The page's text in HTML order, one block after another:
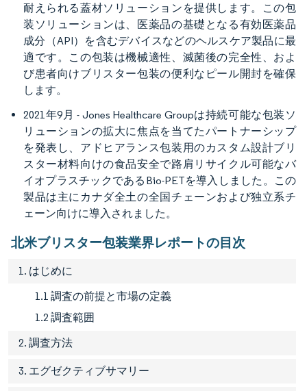
耐えられる蓋材ソリューションを提供します。この包
装ソリューションは、医薬品の基礎となる有効医薬品
成分（API）を含むデバイスなどのヘルスケア製品に最
適です。この包装は機械適性、滅菌後の完全性、およ
び患者向けブリスター包装の便利なピール開封を確保
します。
2021年9月 - Jones Healthcare Groupは持続可能な包装ソ
リューションの拡大に焦点を当てたパートナーシップ
を発表し、アドヒアランス包装用のカスタム設計ブリ
スター材料向けの食品安全で路肩リサイクル可能なバ
イオプラスチックであるBio-PETを導入しました。この
製品は主にカナダ全土の全国チェーンおよび独立系チ
ェーン向けに導入されました。
北米ブリスター包装業界レポートの目次
1. はじめに
1.1 調査の前提と市場の定義
1.2 調査範囲
2. 調査方法
3. エグゼクティブサマリー